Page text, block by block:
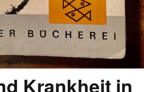
Krankheit in